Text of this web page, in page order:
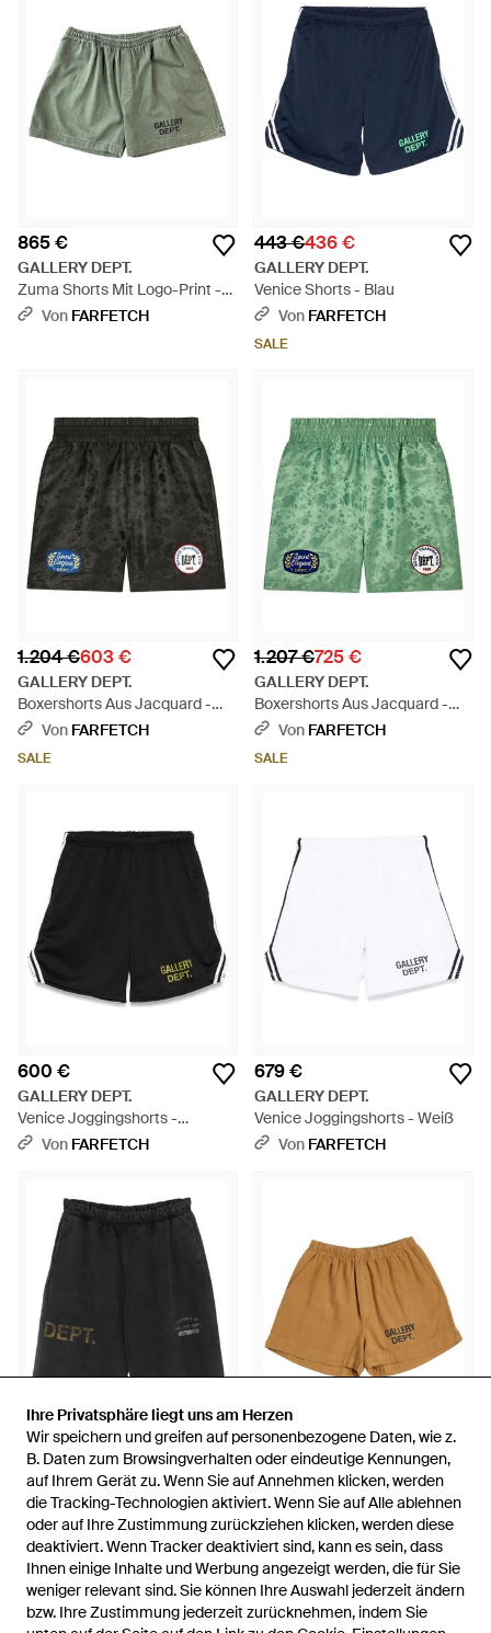
Ihre Privatsphäre liegt uns am Herzen
Wir speichern und greifen auf personenbezogene Daten, wie z.
B. Daten zum Browsingverhalten oder eindeutige Kennungen,
auf Ihrem Gerät zu. Wenn Sie auf Annehmen klicken, werden
die Tracking-Technologien aktiviert. Wenn Sie auf Alle ablehnen
oder auf Ihre Zustimmung zurückziehen klicken, werden diese
deaktiviert. Wenn Tracker deaktiviert sind, kann es sein, dass
Ihnen einige Inhalte und Werbung angezeigt werden, die für Sie
weniger relevant sind. Sie können Ihre Auswahl jederzeit ändern
bzw. Ihre Zustimmung jederzeit zurücknehmen, indem Sie
Ihre Privatsphäre liegt uns am Herzen
Wir speichern und greifen auf personenbezogene Daten, wie z.
B. Daten zum Browsingverhalten oder eindeutige Kennungen,
auf Ihrem Gerät zu. Wenn Sie auf Annehmen klicken, werden
die Tracking-Technologien aktiviert. Wenn Sie auf Alle ablehnen
oder auf Ihre Zustimmung zurückziehen klicken, werden diese
deaktiviert. Wenn Tracker deaktiviert sind, kann es sein, dass
Ihnen einige Inhalte und Werbung angezeigt werden, die für Sie
weniger relevant sind. Sie können Ihre Auswahl jederzeit ändern
bzw. Ihre Zustimmung jederzeit zurücknehmen, indem Sie
865 €
GALLERY DEPT.
Zuma Shorts Mit Logo-Print -
GrünVon FARFETCH
443 €436 €
GALLERY DEPT.
Venice Shorts - Blau
Von FARFETCH
SALE
1.204 €603 €
GALLERY DEPT.
Boxershorts Aus Jacquard -
Schwarz
Von FARFETCH
SALE
1.207 €725 €
GALLERY DEPT.
Boxershorts Aus Jacquard -
GrünVon FARFETCH
SALE
600 €
GALLERY DEPT.
Venice Joggingshorts -
Schwarz
Von FARFETCH
679 €
GALLERY DEPT.
Venice Joggingshorts - Weiß
Von FARFETCH
197 €
GALLERY DEPT.
Shorts Mit Ausgefransten
Kanten - Schwarz
VonFARFETCH
AUSVERKAUFT
431 €
GALLERY DEPT.
French Zuma Shorts Mit Logo -
Braun
Von FARFETCH
AUSVERKAUFT